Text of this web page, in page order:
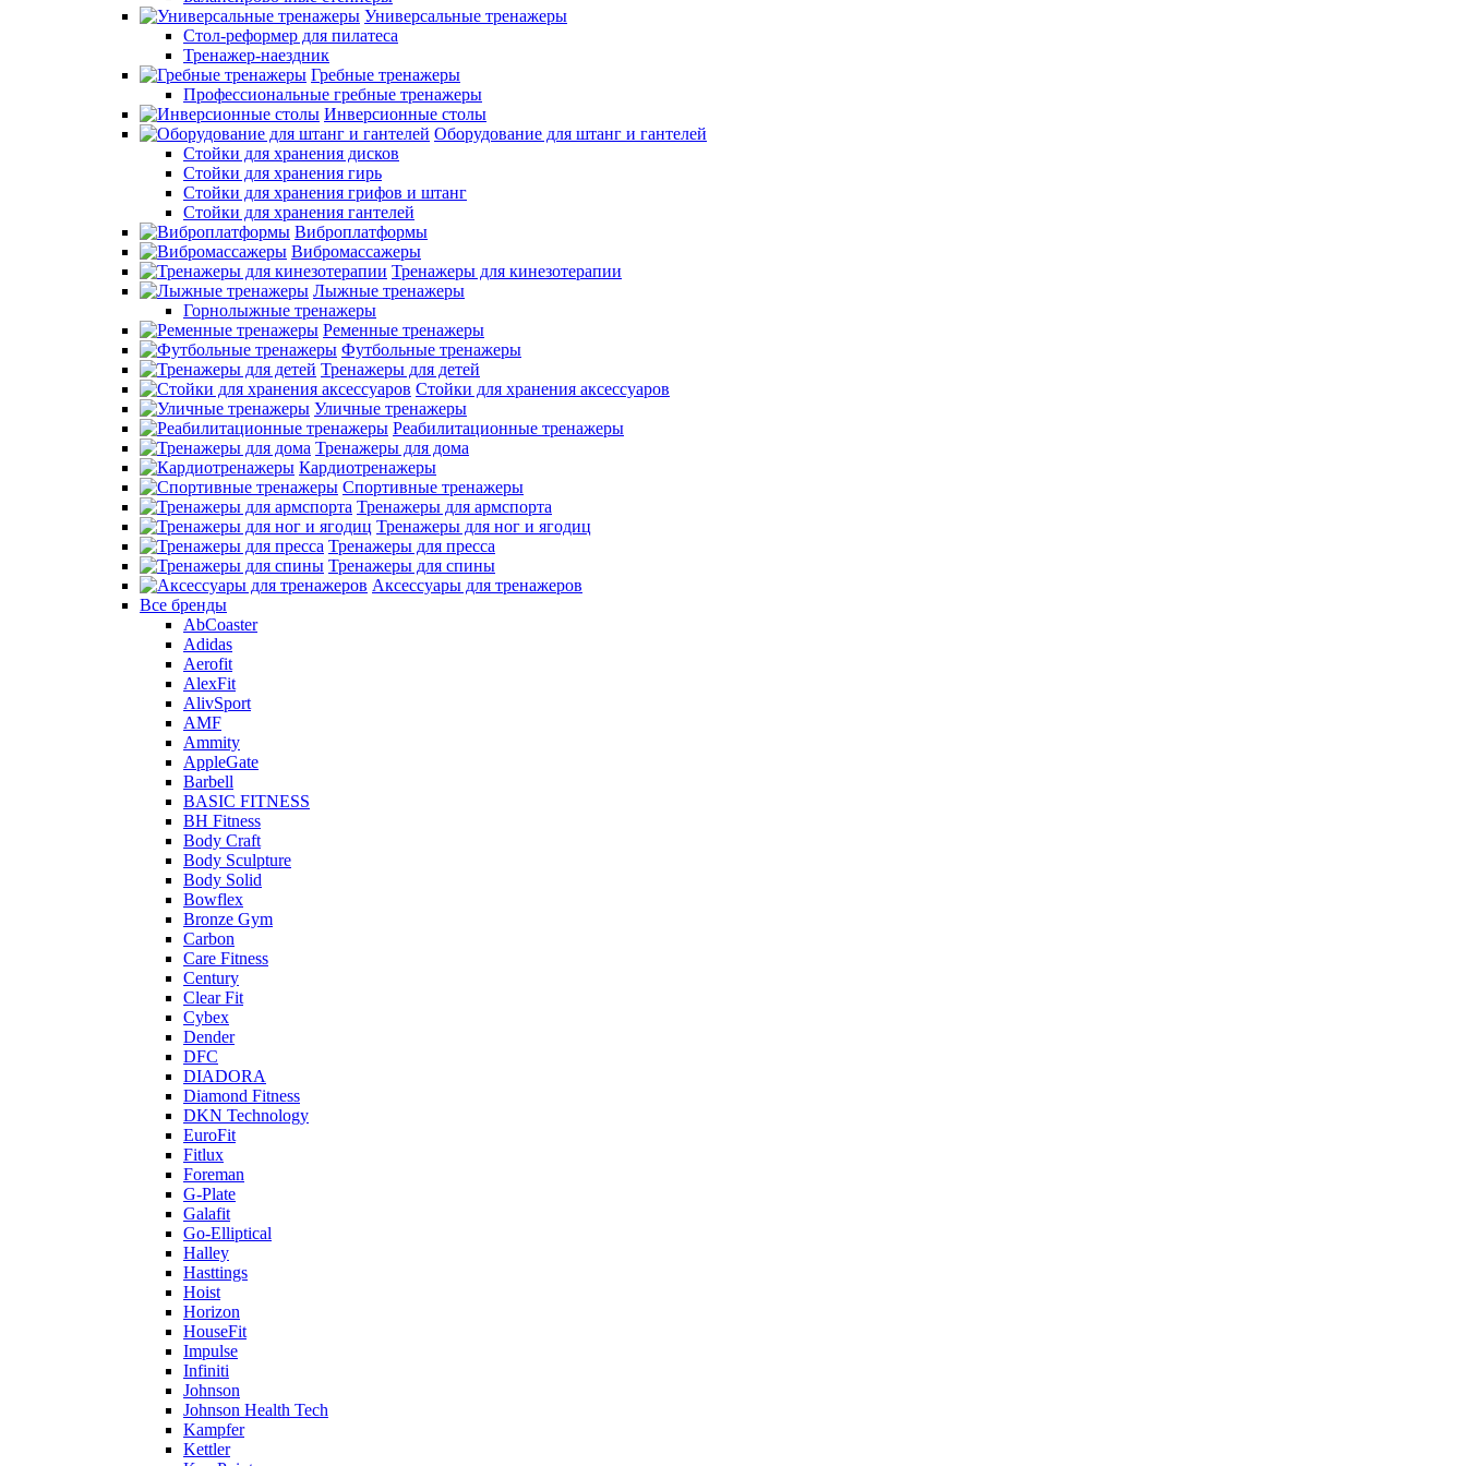
Универсальные тренажеры
Стол-реформер для пилатеса
Тренажер-наездник
Гребные тренажеры
Профессиональные гребные тренажеры
Инверсионные столы
Оборудование для штанг и гантелей
Стойки для хранения дисков
Стойки для хранения гирь
Стойки для хранения грифов и штанг
Стойки для хранения гантелей
Виброплатформы
Вибромассажеры
Тренажеры для кинезотерапии
Лыжные тренажеры
Горнолыжные тренажеры
Ременные тренажеры
Футбольные тренажеры
Тренажеры для детей
Стойки для хранения аксессуаров
Уличные тренажеры
Реабилитационные тренажеры
Тренажеры для дома
Кардиотренажеры
Спортивные тренажеры
Тренажеры для армспорта
Тренажеры для ног и ягодиц
Тренажеры для пресса
Тренажеры для спины
Аксессуары для тренажеров
Все бренды
AbCoaster
Adidas
Aerofit
AlexFit
AlivSport
AMF
Ammity
AppleGate
Barbell
BASIC FITNESS
BH Fitness
Body Craft
Body Sculpture
Body Solid
Bowflex
Bronze Gym
Carbon
Care Fitness
Century
Clear Fit
Cybex
Dender
DFC
DIADORA
Diamond Fitness
DKN Technology
EuroFit
Fitlux
Foreman
G-Plate
Galafit
Go-Elliptical
Halley
Hasttings
Hoist
Horizon
HouseFit
Impulse
Infiniti
Johnson
Johnson Health Tech
Kampfer
Kettler